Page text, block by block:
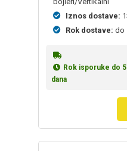
Iznos dostave:
Rok dostave: do
Rok isporuke do
dana